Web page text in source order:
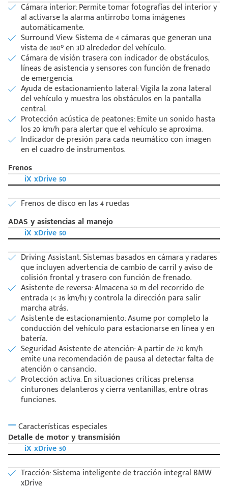
Cámara interior: Permite tomar fotografías del interior y
al activarse la alarma antirrobo toma imágenes
automáticamente.
Surround View: Sistema de 4 cámaras que generan una
vista de 360° en 3D alrededor del vehículo.
Cámara de visión trasera con indicador de obstáculos,
líneas de asistencia y sensores con función de frenado
de emergencia.
Ayuda de estacionamiento lateral: Vigila la zona lateral
del vehículo y muestra los obstáculos en la pantalla
central.
Protección acústica de peatones: Emite un sonido hasta
los 20 km/h para alertar que el vehículo se aproxima.
Indicador de presión para cada neumático con imagen
en el cuadro de instrumentos.
Frenos
iX xDrive 50
Frenos de disco en las 4 ruedas
ADAS y asistencias al manejo
iX xDrive 50
Driving Assistant: Sistemas basados en cámara y radares
que incluyen advertencia de cambio de carril y aviso de
colisión frontal y trasero con función de frenado.
Asistente de reversa: Almacena 50 m del recorrido de
entrada (< 36 km/h) y controla la dirección para salir
marcha atrás.
Asistente de estacionamiento: Asume por completo la
conducción del vehículo para estacionarse en línea y en
batería.
Seguridad Asistente de atención: A partir de 70 km/h
emite una recomendación de pausa al detectar falta de
atención o cansancio.
Protección activa: En situaciones críticas pretensa
cinturones delanteros y cierra ventanillas, entre otras
funciones.
Características especiales
Detalle de motor y transmisión
iX xDrive 50
Tracción: Sistema inteligente de tracción integral BMW
xDrive